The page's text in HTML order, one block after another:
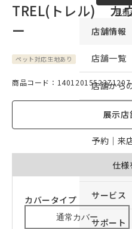
見積
店舗情報
店舗一覧
店舗から
予約｜オ
予約｜来
おすすめ
サービス
サポート
TREL(トレル) カ
ー
ペット対応生地あり
商品コード：14012015523Z1207
展示店
仕
カバータイプ
通常カバー